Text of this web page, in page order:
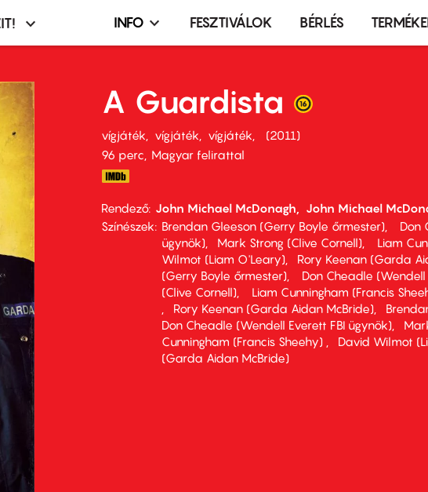
Infó,
terembérlés
menü
INFO FESZTIVÁLOK BÉRLÉS
A Guardista
vígjáték vígjáték vígjáték
2011
96 perc,
Magyar felirattal
Rendező John Michael McDonagh John Michael
Színészek
Brendan Gleeson (Gerry Boyle őrmester)
Don
ügynök)
Mark Strong (Clive Cornell) Liam
Wilmot (Liam O'Leary)
Rory Keenan (Garda
(Gerry Boyle őrmester)
Don Cheadle (Wendell
(Clive Cornell)
Liam Cunningham (Francis
Rory Keenan (Garda Aidan McBride)
Don Cheadle (Wendell Everett FBI ügynök)
Cunningham (Francis Sheehy)
David Wilmot
(Garda Aidan McBride)